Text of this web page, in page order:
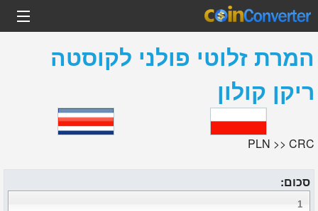
המרת זלוטי פולני לקוסטה
ריקן קולון
PLN >> CRC
סכום: